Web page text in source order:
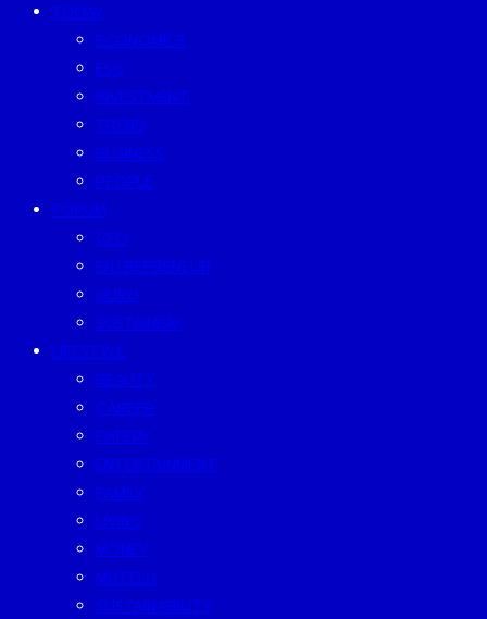
TODAY
ECONOMICS
ESG
INVESTMENT
TREND
BUSINESS
PEOPLE
FORUM
CEO
ENTREPRENEUR
GURU
SUSTAINISM
LIFESTYLE
BEAUTY
CAREER
EATERY
ENTERTAINMENT
FAMILY
LIVING
MONEY
MUTELU
SUSTAINABILITY